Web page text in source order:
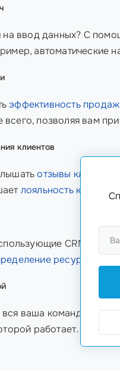
на ввод данных? С
автоматические
эффективность продаж
позволяя вам
клиентов
отзывы клиентов
лояльность клиентов
CRM,
ресурсов
ваша команда
работает.